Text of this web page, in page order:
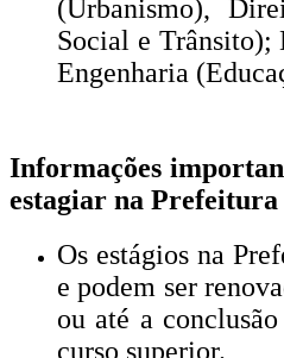
(Urbanismo),
Social e Trânsito);
Engenharia
Informações
estagiar na
Os estágios na
e podem ser
ou até a
curso superior.